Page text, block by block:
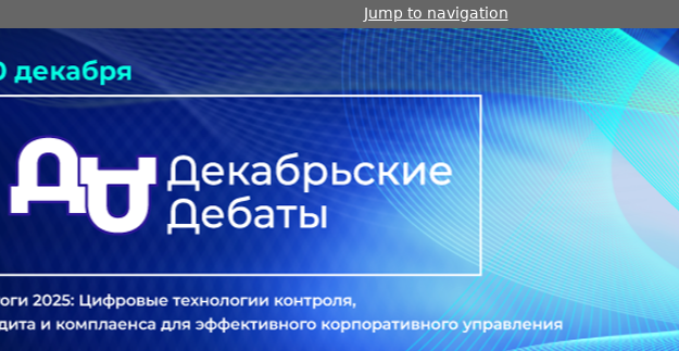
Jump to navigation